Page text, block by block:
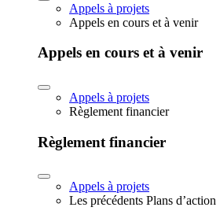
Appels à projets
Appels en cours et à venir
Appels en cours et à venir
Appels à projets
Règlement financier
Règlement financier
Appels à projets
Les précédents Plans d’action